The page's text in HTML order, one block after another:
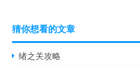
猜你想看的文章
绪之关攻略